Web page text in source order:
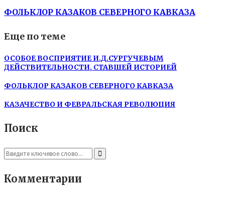
ФОЛЬКЛОР КАЗАКОВ СЕВЕРНОГО КАВКАЗА
Еще по теме
ОСОБОЕ ВОСПРИЯТИЕ И.Д.СУРГУЧЕВЫМ
ДЕЙСТВИТЕЛЬНОСТИ, СТАВШЕЙ ИСТОРИЕЙ
ФОЛЬКЛОР КАЗАКОВ СЕВЕРНОГО КАВКАЗА
КАЗАЧЕСТВО И ФЕВРАЛЬСКАЯ РЕВОЛЮЦИЯ
Поиск
Search
for:
Search
Комментарии